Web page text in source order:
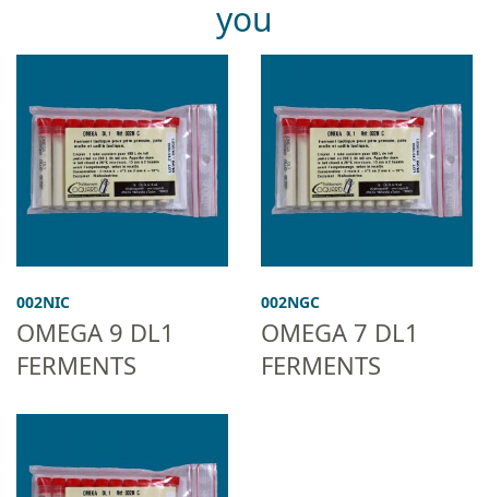
you
002NIC
OMEGA 9 DL1
FERMENTS
002NGC
OMEGA 7 DL1
FERMENTS